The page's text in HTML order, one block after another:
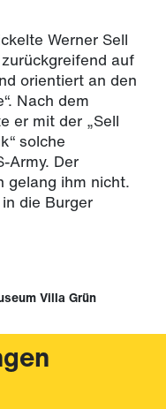
Werner Sell
auf
orientiert an den
Nach dem
er mit der „Sell
solche
Army. Der
gelang ihm nicht.
die Burger
Villa Grün